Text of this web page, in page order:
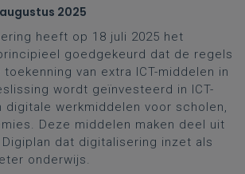
2025
heeft op 18 juli 2025 het
goedgekeurd dat de regels
van extra ICT-middelen in
wordt geïnvesteerd in ICT-
digitale werkmiddelen voor scholen,
Deze middelen maken deel uit
dat digitalisering inzet als
onderwijs.